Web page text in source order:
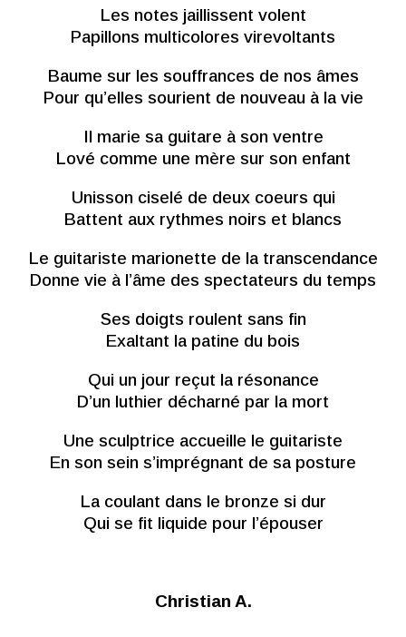
Les notes jaillissent volent
Papillons multicolores virevoltants
Baume sur les souffrances de nos âmes
Pour qu’elles sourient de nouveau à la vie
Il marie sa guitare à son ventre
Lové comme une mère sur son enfant
Unisson ciselé de deux coeurs qui
Battent aux rythmes noirs et blancs
Le guitariste marionette de la transcendance
Donne vie à l’âme des spectateurs du temps
Ses doigts roulent sans fin
Exaltant la patine du bois
Qui un jour reçut la résonance
D’un luthier décharné par la mort
Une sculptrice accueille le guitariste
En son sein s’imprégnant de sa posture
La coulant dans le bronze si dur
Qui se fit liquide pour l’épouser
Christian A.